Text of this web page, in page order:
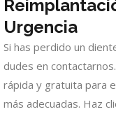
Urgencia
Si has perdido un
dudes en
rápida y gratuita para
más adecuadas. Haz